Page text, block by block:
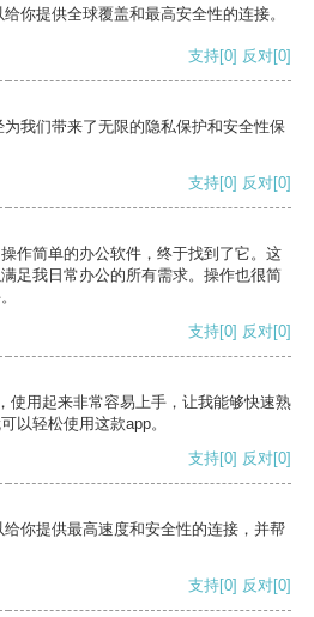
你提供全球覆盖和最高安全性的连接。
支持[0] 反对[0]
我们带来了无限的隐私保护和安全性保
支持[0] 反对[0]
作简单的办公软件，终于找到了它。这
足我日常办公的所有需求。操作也很简
支持[0] 反对[0]
使用起来非常容易上手，让我能够快速熟
以轻松使用这款app。
支持[0] 反对[0]
你提供最高速度和安全性的连接，并帮
支持[0] 反对[0]